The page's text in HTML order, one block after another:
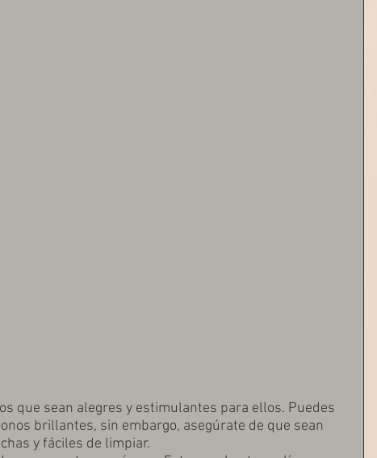
que sean alegres y estimulantes para ellos. Puedes
brillantes, sin embargo, asegúrate de que sean
y fáciles de limpiar.